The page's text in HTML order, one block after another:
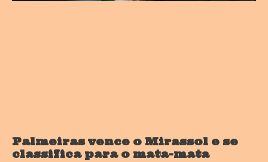
Palmeiras vence o Mirassol e se
classifica para o mata-mata